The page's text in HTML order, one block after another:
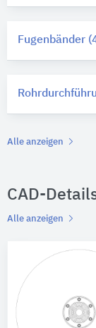
Fugenbänder
Alle anzeigen
CAD-
Alle anzeigen